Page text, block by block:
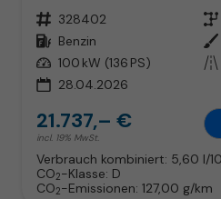
Fahrzeugnr. 328402 Getriebe
Kraftstoff Benzin Außenfarbe
Leistung 100 kW (136 PS) Kilometerstand
28.04.2026
21.737,– €
incl. 19% MwSt.
Verbrauch kombiniert: 5,60 l/
CO2-Klasse: D
CO2-Emissionen: 127,00 g/km